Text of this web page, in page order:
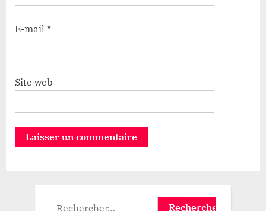
E-mail *
Site web
Rechercher :